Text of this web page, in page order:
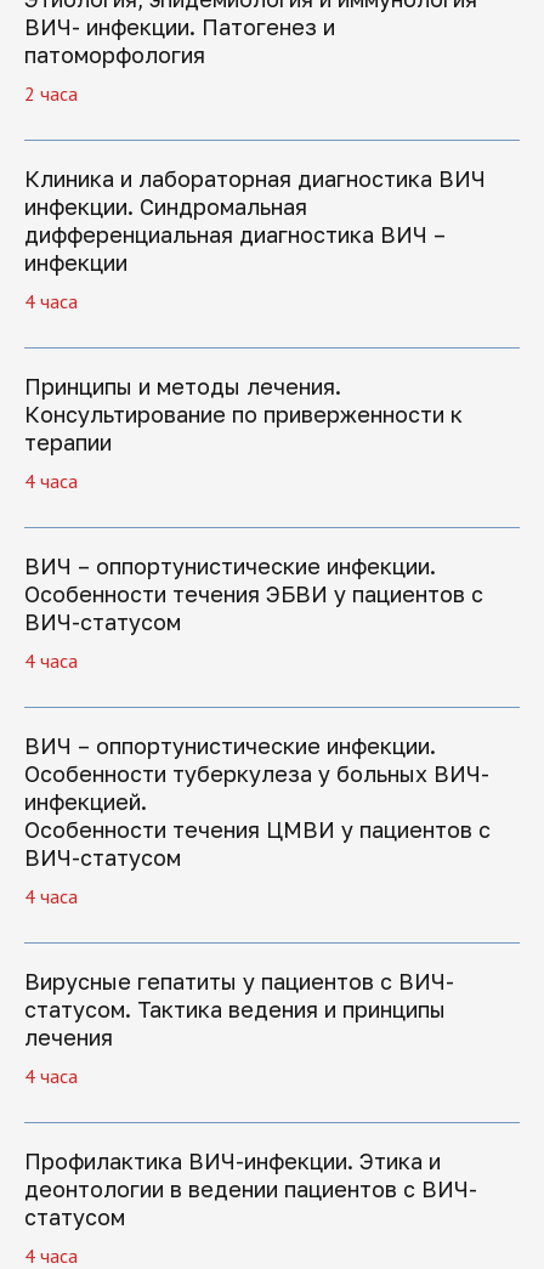
ВИЧ- инфекции. Патогенез и
патоморфология
2 часа
Клиника и лабораторная диагностика ВИЧ
инфекции. Синдромальная
дифференциальная диагностика ВИЧ –
инфекции
4 часа
Принципы и методы лечения.
Консультирование по приверженности к
терапии
4 часа
ВИЧ – оппортунистические инфекции.
Особенности течения ЭБВИ у пациентов с
ВИЧ-статусом
4 часа
ВИЧ – оппортунистические инфекции.
Особенности туберкулеза у больных ВИЧ-
инфекцией.
Особенности течения ЦМВИ у пациентов с
ВИЧ-статусом
4 часа
Вирусные гепатиты у пациентов с ВИЧ-
статусом. Тактика ведения и принципы
лечения
4 часа
Профилактика ВИЧ-инфекции. Этика и
деонтологии в ведении пациентов с ВИЧ-
статусом
4 часа
Записаться
знаете, какую программу обучения
выбрать, оставьте заявку, и мы
перезвоним
Поможем решить
все вопросы
вы даете свое согласие на обработку
персональных данных
Отправить заявку